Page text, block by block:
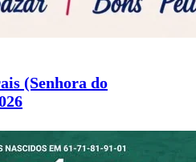
(Senhora do